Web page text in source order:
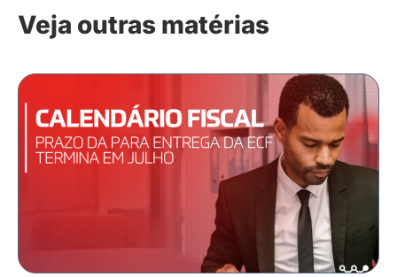
Veja outras matérias